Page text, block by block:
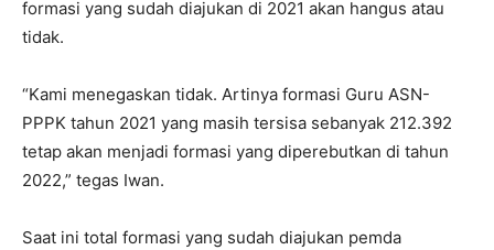
formasi yang sudah diajukan di 2021 akan hangus atau
tidak.
“Kami menegaskan tidak. Artinya formasi Guru ASN-
PPPK tahun 2021 yang masih tersisa sebanyak 212.392
tetap akan menjadi formasi yang diperebutkan di tahun
2022,” tegas Iwan.
Saat ini total formasi yang sudah diajukan pemda